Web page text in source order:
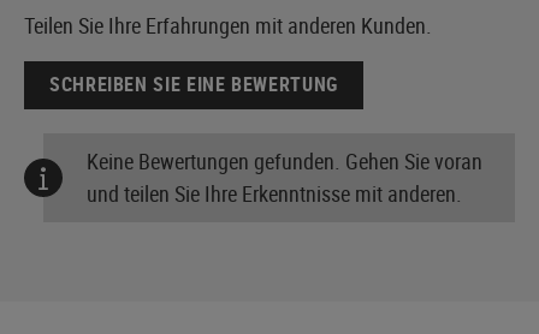
Teilen Sie Ihre Erfahrungen mit anderen Kunden.
SCHREIBEN SIE EINE BEWERTUNG
Keine Bewertungen gefunden. Gehen Sie voran
und teilen Sie Ihre Erkenntnisse mit anderen.